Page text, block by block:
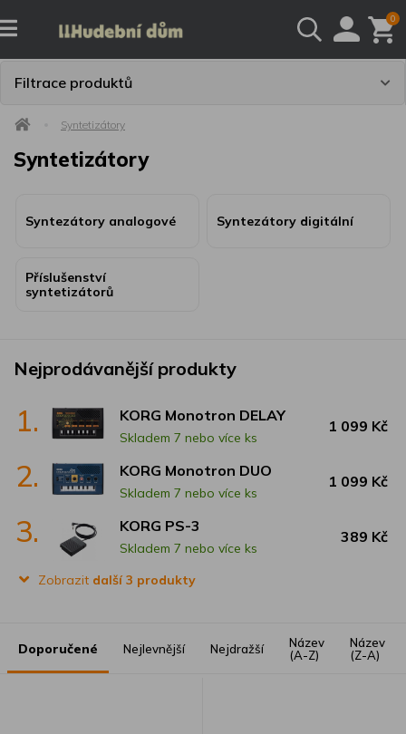
0
Filtrace produktů
Syntetizátory
Syntetizátory
Syntezátory analogové Syntezátory digitální
Příslušenství
syntetizátorů
Nejprodávanější produkty
1. KORG Monotron DELAY
Skladem 7 nebo více ks
1 099 Kč
2. KORG Monotron DUO
Skladem 7 nebo více ks
1 099 Kč
3. KORG PS-3
Skladem 7 nebo více ks
389 Kč
Zobrazit další 3 produkty
Doporučené Nejlevnější Nejdražší
Název
(A-Z)
Název
(Z-A)